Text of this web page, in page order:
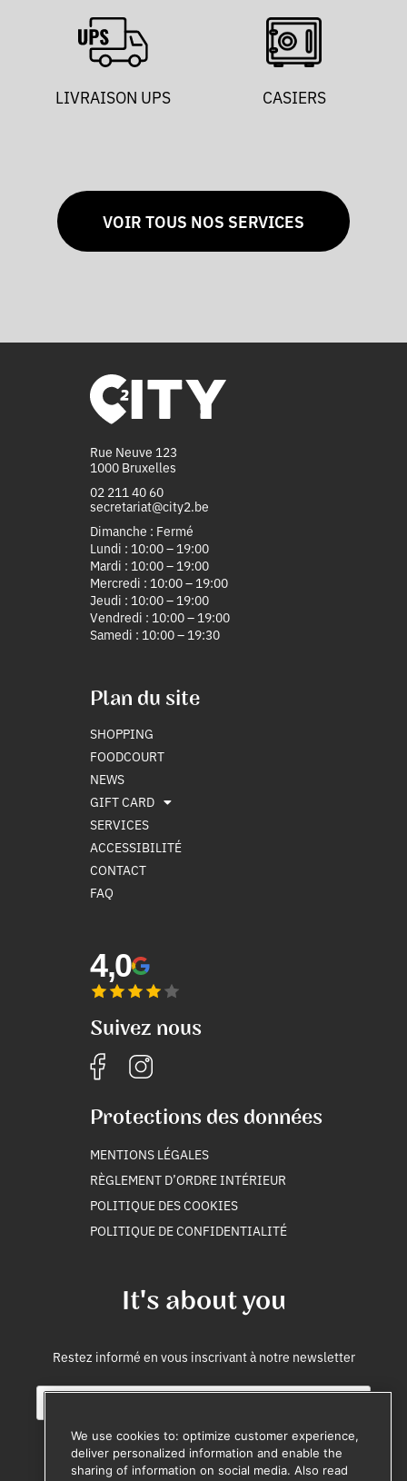
LIVRAISON UPS CASIERS
VOIR TOUS NOS SERVICES
Rue Neuve 123
1000 Bruxelles
02 211 40 60
secretariat@city2.be
Dimanche : Fermé
Lundi : 10:00 – 19:00
Mardi : 10:00 – 19:00
Mercredi : 10:00 – 19:00
Jeudi : 10:00 – 19:00
Vendredi : 10:00 – 19:00
Samedi : 10:00 – 19:30
Plan du site
SHOPPING
FOODCOURT
NEWS
GIFT CARD
SERVICES
ACCESSIBILITÉ
CONTACT
FAQ
It's about you
Restez informé en vous inscrivant à notre newsletter
ES
4,0
Suivez nous
Protections des données
MENTIONS LÉGALES
RÈGLEMENT D’ORDRE INTÉRIEUR
POLITIQUE DES COOKIES
POLITIQUE DE CONFIDENTIALITÉ
We use cookies to: optimize customer experience,
deliver personalized information and enable the
sharing of information on social media. Also read